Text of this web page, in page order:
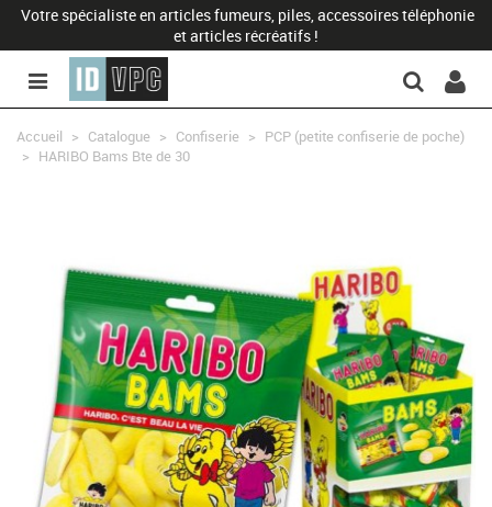
Votre spécialiste en articles fumeurs, piles, accessoires téléphonie
et articles récréatifs !
Accueil > Catalogue > Confiserie > PCP (petite confiserie de poche)
> HARIBO Bams Bte de 30